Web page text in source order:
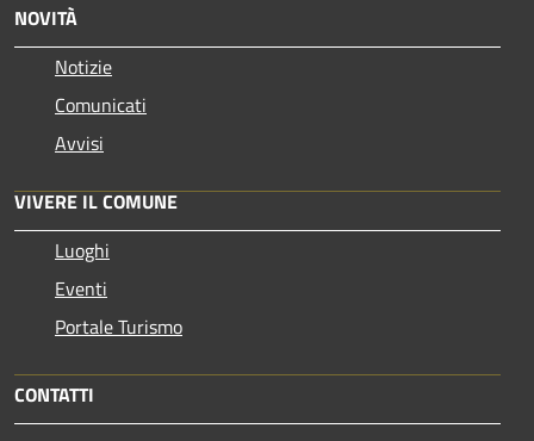
NOVITÀ
Notizie
Comunicati
Avvisi
VIVERE IL COMUNE
Luoghi
Eventi
Portale Turismo
CONTATTI